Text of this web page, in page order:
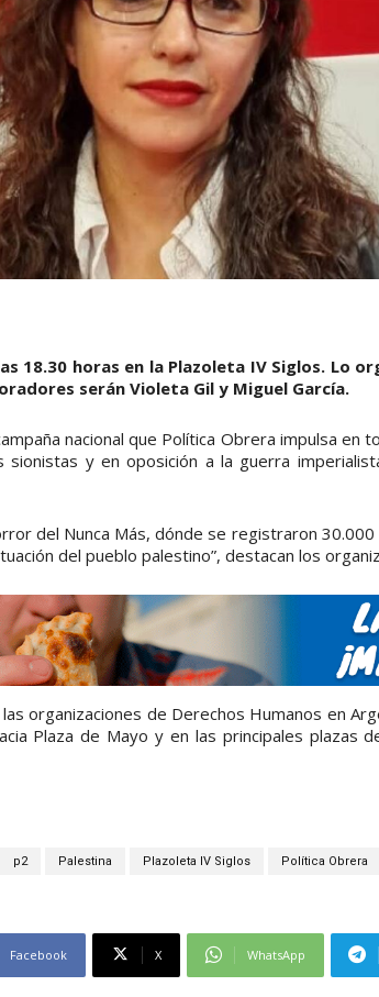
18.30 horas en la Plazoleta IV Siglos. Lo
serán Violeta Gil y Miguel García.
nacional que Política Obrera impulsa en
sionistas y en oposición a la guerra
del Nunca Más, dónde se registraron
del pueblo palestino”, destacan los
organizaciones de Derechos Humanos en
Plaza de Mayo y en las principales plazas
p2 Palestina Plazoleta IV Siglos Política Obrera
Facebook X WhatsApp